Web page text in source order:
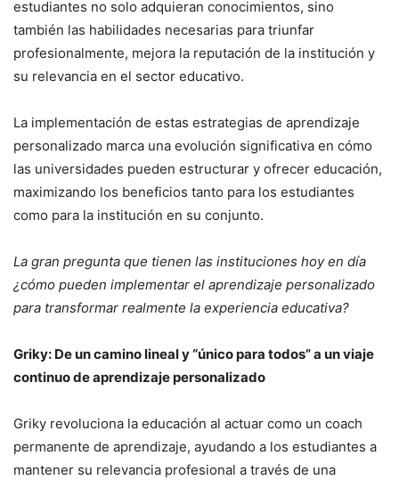
estudiantes no solo adquieran conocimientos, sino
también las habilidades necesarias para triunfar
profesionalmente, mejora la reputación de la institución y
su relevancia en el sector educativo.
La implementación de estas estrategias de aprendizaje
personalizado marca una evolución significativa en cómo
las universidades pueden estructurar y ofrecer educación,
maximizando los beneficios tanto para los estudiantes
como para la institución en su conjunto.
La gran pregunta que tienen las instituciones hoy en día
¿cómo pueden implementar el aprendizaje personalizado
para transformar realmente la experiencia educativa?
Griky: De un camino lineal y “único para todos” a un viaje
continuo de aprendizaje personalizado
Griky revoluciona la educación al actuar como un coach
permanente de aprendizaje, ayudando a los estudiantes a
mantener su relevancia profesional a través de una